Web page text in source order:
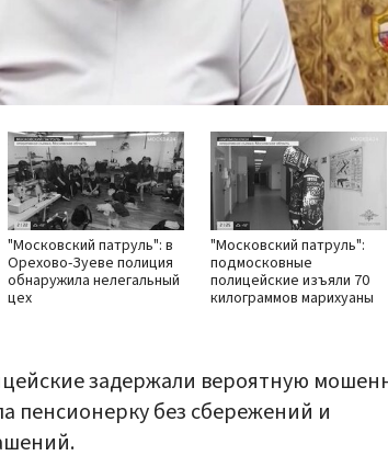
Video
"Московский патруль": в
Орехово-Зуеве полиция
обнаружила нелегальный
цех
"Московский патруль":
подмосковные
полицейские изъяли 70
килограммов марихуаны
задержали вероятную
пенсионерку без сбережений и